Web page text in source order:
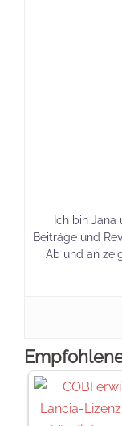
Ich bin
Beiträge und
Ab und an